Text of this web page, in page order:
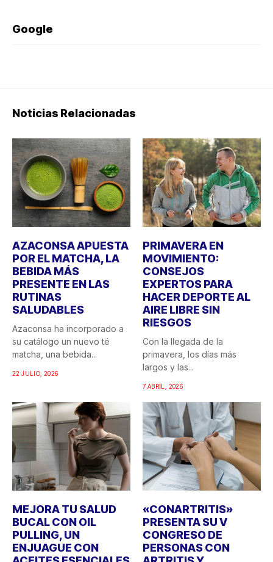
Google
Noticias Relacionadas
AZACONSA APUESTA
POR EL MATCHA, LA
BEBIDA MÁS
PRESENTE EN LAS
RUTINAS
SALUDABLES
Azaconsa ha incorporado a
su catálogo un nuevo té
matcha, una bebida...
22 JULIO, 2026
PRIMAVERA EN
MOVIMIENTO:
CONSEJOS
EXPERTOS PARA
HACER DEPORTE AL
AIRE LIBRE SIN
RIESGOS
Con la llegada de la
primavera, los días más
largos y las...
7 ABRIL, 2026
MEJORA TU SALUD
BUCAL CON OIL
PULLING, UN
ENJUAGUE CON
«CONARTRITIS»
PRESENTA SU V
CONGRESO DE
PERSONAS CON